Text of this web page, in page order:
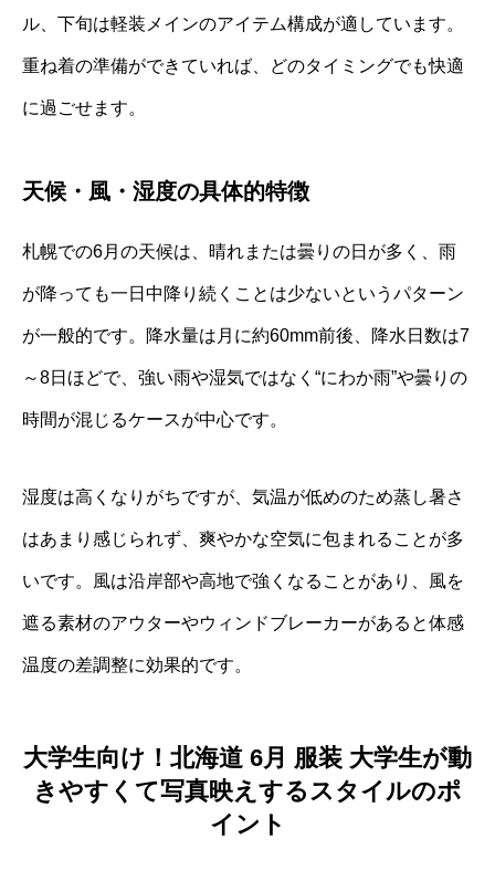
ル、下旬は軽装メインのアイテム構成が適しています。
重ね着の準備ができていれば、どのタイミングでも快適
に過ごせます。
天候・風・湿度の具体的特徴
札幌での6月の天候は、晴れまたは曇りの日が多く、雨
が降っても一日中降り続くことは少ないというパターン
が一般的です。降水量は月に約60mm前後、降水日数は7
～8日ほどで、強い雨や湿気ではなく“にわか雨”や曇りの
時間が混じるケースが中心です。
湿度は高くなりがちですが、気温が低めのため蒸し暑さ
はあまり感じられず、爽やかな空気に包まれることが多
いです。風は沿岸部や高地で強くなることがあり、風を
遮る素材のアウターやウィンドブレーカーがあると体感
温度の差調整に効果的です。
大学生向け！北海道 6月 服装 大学生が動
きやすくて写真映えするスタイルのポ
イント